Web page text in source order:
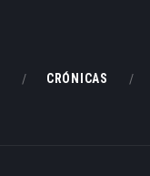
CRÓNICAS
CRÓNICAS